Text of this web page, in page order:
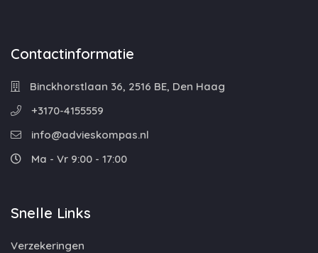
Contactinformatie
Binckhorstlaan 36, 2516 BE, Den Haag
+3170-4155559
info@advieskompas.nl
Ma - Vr 9:00 - 17:00
Snelle Links
Verzekeringen